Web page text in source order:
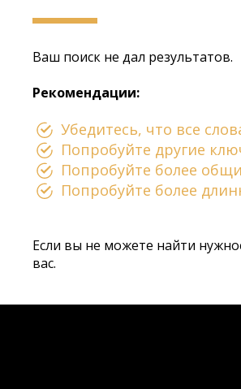
Ваш поиск не дал результатов.
Рекомендации:
Убедитесь, что все
Попробуйте другие
Попробуйте более
Попробуйте более
Если вы не можете найти
вас.